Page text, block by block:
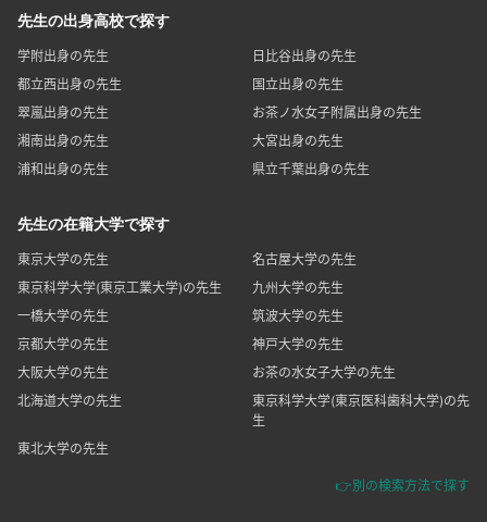
先生の出身高校で探す
学附出身の先生
日比谷出身の先生
都立西出身の先生
国立出身の先生
翠嵐出身の先生
お茶ノ水女子附属出身の先生
湘南出身の先生
大宮出身の先生
浦和出身の先生
県立千葉出身の先生
先生の在籍大学で探す
東京大学の先生
名古屋大学の先生
東京科学大学(東京工業大学)の先生
九州大学の先生
一橋大学の先生
筑波大学の先生
京都大学の先生
神戸大学の先生
大阪大学の先生
お茶の水女子大学の先生
北海道大学の先生
東京科学大学(東京医科歯科大学)の先
生
東北大学の先生
👉別の検索方法で探す